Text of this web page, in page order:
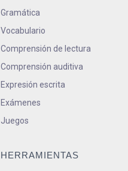
Gramática
Vocabulario
Comprensión de lectura
Comprensión auditiva
Expresión escrita
Exámenes
Juegos
HERRAMIENTAS